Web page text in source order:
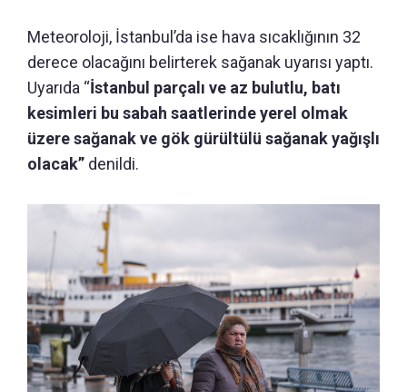
Meteoroloji, İstanbul’da ise hava sıcaklığının 32
derece olacağını belirterek sağanak uyarısı yaptı.
Uyarıda “İstanbul parçalı ve az bulutlu, batı
kesimleri bu sabah saatlerinde yerel olmak
üzere sağanak ve gök gürültülü sağanak yağışlı
olacak” denildi.